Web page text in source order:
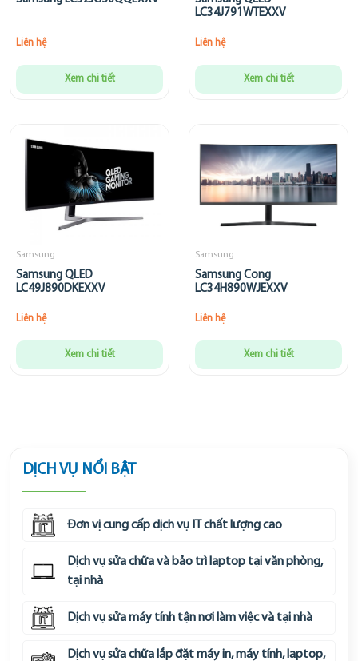
Liên hệ
Xem chi tiết
LC34J791WTEXXV
Liên hệ
Xem chi tiết
Samsung
Samsung QLED
LC49J890DKEXXV
Liên hệ
Xem chi tiết
Samsung
Samsung Cong
LC34H890WJEXXV
Liên hệ
Xem chi tiết
DỊCH VỤ NỔI BẬT
Đơn vị cung cấp dịch vụ IT chất lượng cao
Dịch vụ sửa chữa và bảo trì laptop tại văn phòng,
tại nhà
Dịch vụ sửa máy tính tận nơi làm việc và tại nhà
Dịch vụ sửa chữa lắp đặt máy in, máy tính, laptop,